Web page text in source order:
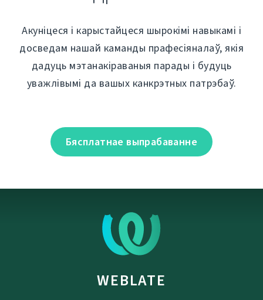
Акуніцеся і карыстайцеся шырокімі навыкамі і
досведам нашай каманды прафесіяналаў, якія
дадуць мэтанакіраваныя парады і будуць
уважлівымі да вашых канкрэтных патрэбаў.
Бясплатнае выпрабаванне
WEBLATE